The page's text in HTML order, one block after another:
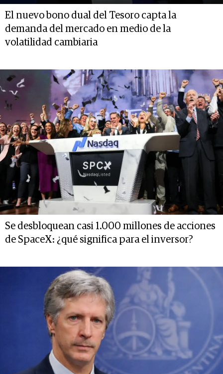
El nuevo bono dual del Tesoro capta la
demanda del mercado en medio de la
volatilidad cambiaria
Se desbloquean casi 1.000 millones de acciones
de SpaceX: ¿qué significa para el inversor?